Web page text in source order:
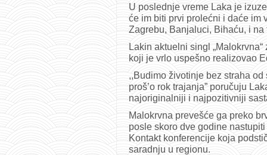
U poslednje vreme Laka je
će im biti prvi prolećni i daće im
Zagrebu, Banjaluci, Bihaću, i
Lakin aktuelni singl
koji je vrlo uspešno realizovao
,,Budimo životinje bez straha
proš’o rok trajanja” poručuju
najoriginalniji i najpozitivniji
Malokrvna prevešće ga preko
posle skoro dve godine
Kontakt konferencije koja
saradnju u regionu.